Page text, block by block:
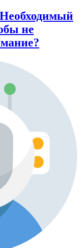
не